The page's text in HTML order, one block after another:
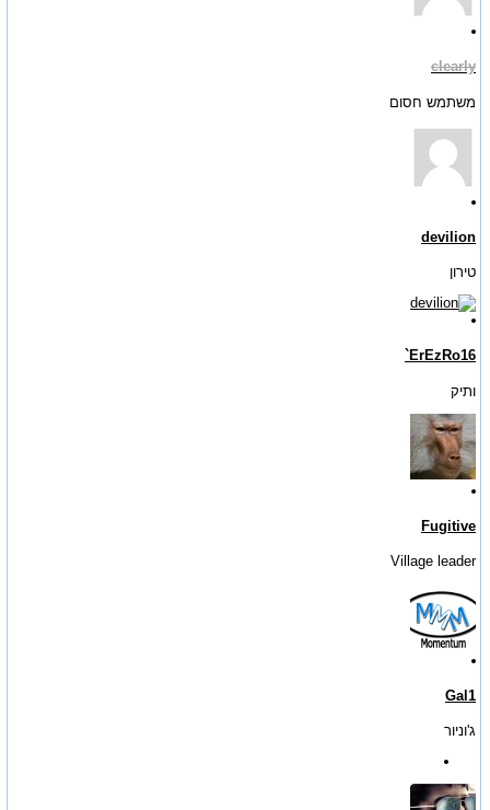
clearly
משתמש חסום
devilion
טירון
ErEzRo16`
ותיק
Fugitive
Village leader
Gal1
ג'וניור